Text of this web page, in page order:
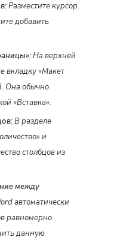
Разместите курсор
добавить
На верхней
вкладку «Макет
Она обычно
«Вставка».
В разделе
и
столбцов из
между
автоматически
равномерно.
данную